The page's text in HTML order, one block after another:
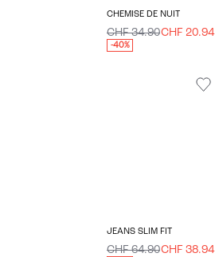
CHEMISE DE NUIT
CHF 34.90CHF 20.94
-40%
JEANS SLIM FIT
CHF 64.90CHF 38.94